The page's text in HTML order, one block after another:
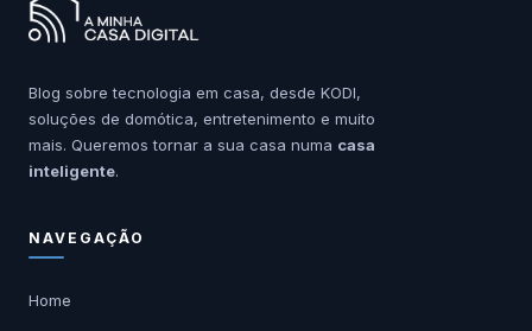
Blog sobre tecnologia em casa, desde KODI,
soluções de domótica, entretenimento e muito
mais. Queremos tornar a sua casa numa casa
inteligente.
NAVEGAÇÃO
Home